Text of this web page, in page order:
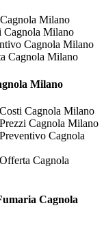
Milano
Cagnola Milano
Cagnola Milano
Cagnola Milano
Milano
Cagnola Milano
Cagnola Milano
Cagnola
Cagnola
Cagnola